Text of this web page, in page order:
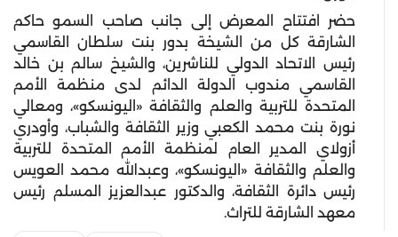
حضر افتتاح المعرض إلى جانب صاحب السمو حاكم
الشارقة كل من الشيخة بدور بنت سلطان القاسمي
رئيس الاتحاد الدولي للناشرين، والشيخ سالم بن خالد
القاسمي مندوب الدولة الدائم لدى منظمة الأمم
المتحدة للتربية والعلم والثقافة «اليونسكو»، ومعالي
نورة بنت محمد الكعبي وزير الثقافة والشباب، وأودري
أزولاي المدير العام لمنظمة الأمم المتحدة للتربية
والعلم والثقافة «اليونسكو»، وعبدالله محمد العويس
رئيس دائرة الثقافة، والدكتور عبدالعزيز المسلم رئيس
معهد الشارقة للتراث.